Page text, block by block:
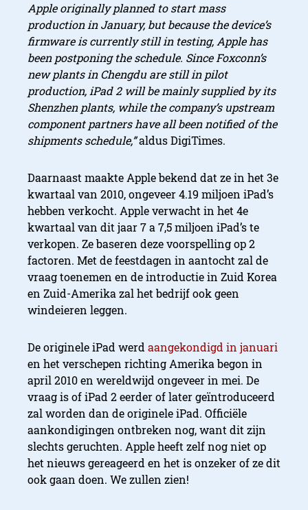
Apple originally planned to start mass
production in January, but because the device’s
firmware is currently still in testing, Apple has
been postponing the schedule. Since Foxconn’s
new plants in Chengdu are still in pilot
production, iPad 2 will be mainly supplied by its
Shenzhen plants, while the company’s upstream
component partners have all been notified of the
shipments schedule,”aldus DigiTimes.
Daarnaast maakte Apple bekend dat ze in het 3e
kwartaal van 2010, ongeveer 4.19 miljoen iPad’s
hebben verkocht. Apple verwacht in het 4e
kwartaal van dit jaar 7 a 7,5 miljoen iPad’s te
verkopen. Ze baseren deze voorspelling op 2
factoren. Met de feestdagen in aantocht zal de
vraag toenemen en de introductie in Zuid Korea
en Zuid-Amerika zal het bedrijf ook geen
windeieren leggen.
De originele iPad werd aangekondigd in januari
en het verschepen richting Amerika begon in
april 2010 en wereldwijd ongeveer in mei. De
vraag is of iPad 2 eerder of later geïntroduceerd
zal worden dan de originele iPad. Officiële
aankondigingen ontbreken nog, want dit zijn
slechts geruchten. Apple heeft zelf nog niet op
het nieuws gereageerd en het is onzeker of ze dit
ook gaan doen. We zullen zien!